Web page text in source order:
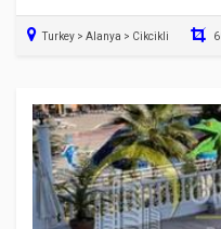
Turkey > Alanya > Cikcikli